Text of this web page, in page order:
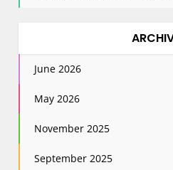
June 2026
May 2026
November 2025
September 2025